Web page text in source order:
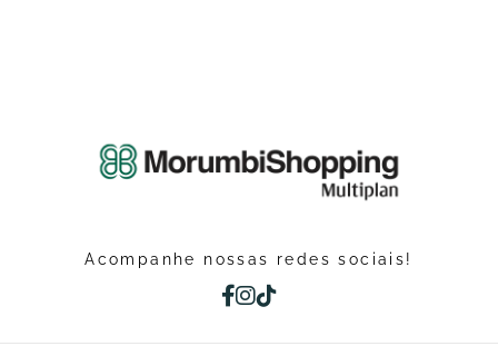
Acompanhe nossas redes sociais!